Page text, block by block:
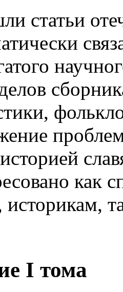
статьи
как
историкам,
I тома